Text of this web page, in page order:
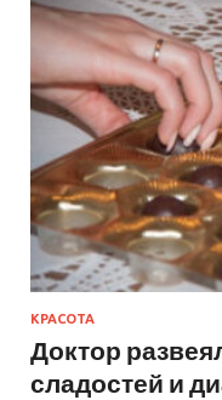
КРАСОТА
Доктор
сладостей и